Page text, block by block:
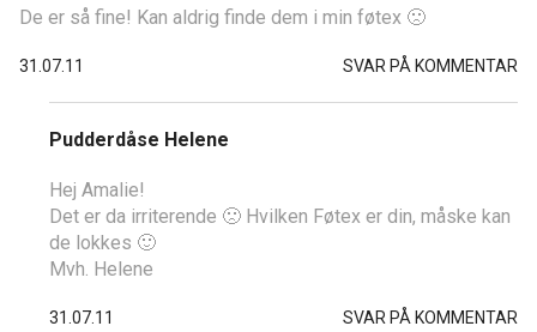
De er så fine! Kan aldrig finde dem i min føtex 🙁
31.07.11 SVAR PÅ KOMMENTAR
Pudderdåse Helene
Hej Amalie!
Det er da irriterende 🙁 Hvilken Føtex er din, måske kan
de lokkes 🙂
Mvh. Helene
31.07.11 SVAR PÅ KOMMENTAR